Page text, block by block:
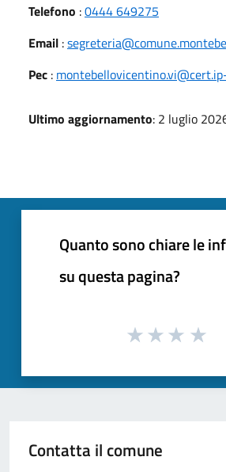
Telefono :0444 649275
Email :
Pec :
Ultimo aggiornamento: 2 luglio
Quanto sono chiare le
su questa pagina?
Contatta il comune